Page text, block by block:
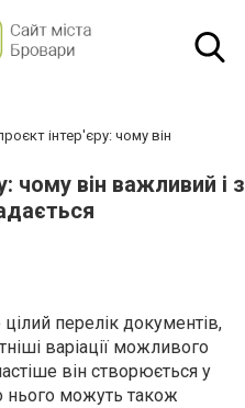
інтер'єру: чому він
чому він важливий і з
перелік документів,
варіації можливого
він створюється у
нього можуть також